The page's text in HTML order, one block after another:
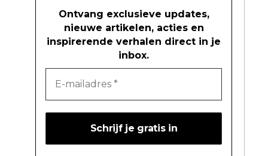
Ontvang exclusieve updates,
nieuwe artikelen, acties en
inspirerende verhalen direct in je
inbox.